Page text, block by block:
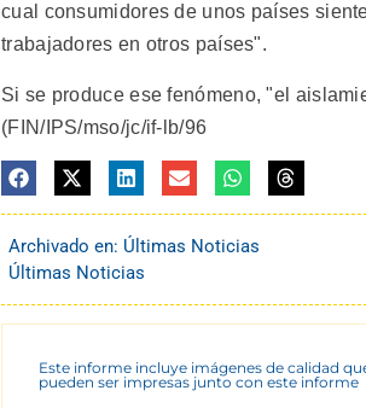
cual consumidores de unos países
trabajadores en otros países".
Si se produce ese fenómeno, "el
(FIN/IPS/mso/jc/if-lb/96
Archivado en: Últimas Noticias
Últimas Noticias
Este informe incluye imágenes de calidad
pueden ser impresas junto con este informe